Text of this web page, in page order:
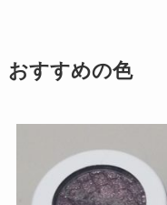
おすすめの色